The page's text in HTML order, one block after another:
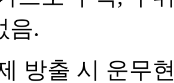
음.
방출 시 운무